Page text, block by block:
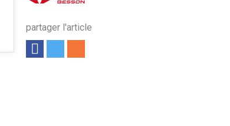
partager l'article